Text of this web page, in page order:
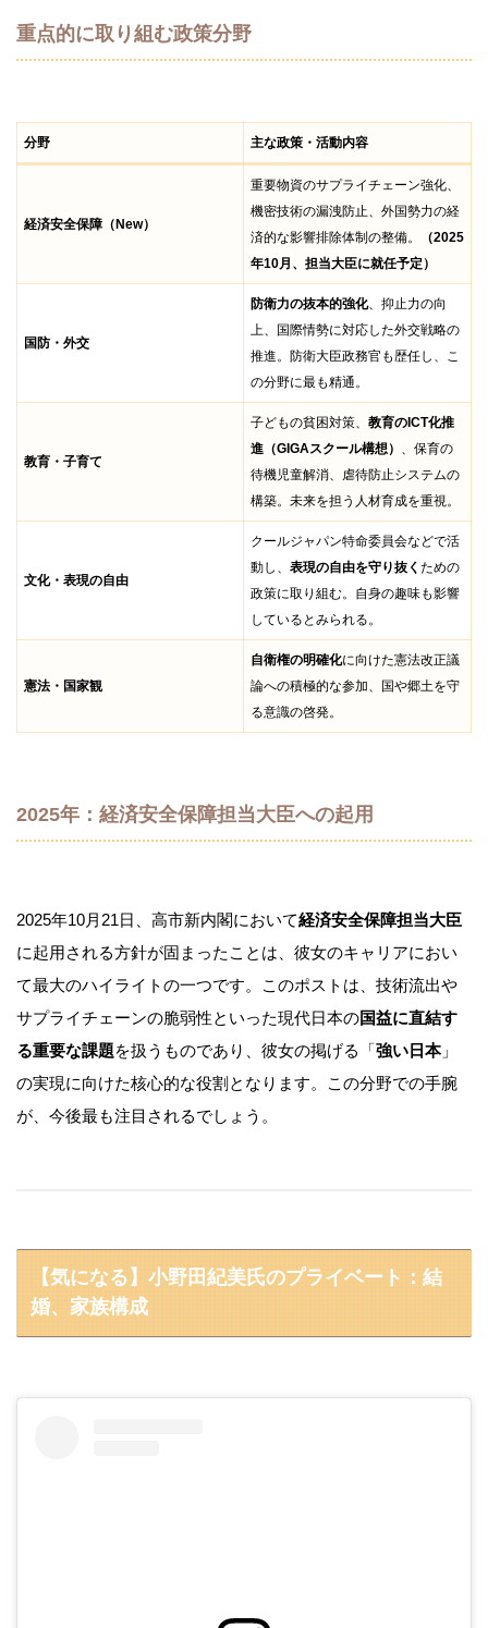
重点的に取り組む政策分野
分野 主な政策・活動内容
経済安全保障（New）
重要物資のサプライチェーン強化、
機密技術の漏洩防止、外国勢力の経
済的な影響排除体制の整備。
（2025
年10月、担当大臣に就任予定）
国防・外交
防衛力の抜本的強化、抑止力の向
上、国際情勢に対応した外交戦略の
推進。防衛大臣政務官も歴任し、こ
の分野に最も精通。
教育・子育て
子どもの貧困対策、 教育のICT化推
進（GIGAスクール構想） 、保育の
待機児童解消、虐待防止システムの
構築。未来を担う人材育成を重視。
文化・表現の自由
クールジャパン特命委員会などで活
動し、 表現の自由を守り抜く ための
政策に取り組む。自身の趣味も影響
しているとみられる。
憲法・国家観
自衛権の明確化に向けた憲法改正議
論への積極的な参加、国や郷土を守
る意識の啓発。
2025年：経済安全保障担当大臣への起用
2025年10月21日、高市新内閣において経済安全保障担当大臣
に起用される方針が固まったことは、彼女のキャリアにおい
て最大のハイライトの一つです。このポストは、技術流出や
サプライチェーンの脆弱性といった現代日本の国益に直結す
る重要な課題を扱うものであり、彼女の掲げる「強い日本」
の実現に向けた核心的な役割となります。この分野での手腕
が、今後最も注目されるでしょう。
【気になる】小野田紀美氏のプライベート：結
婚、家族構成